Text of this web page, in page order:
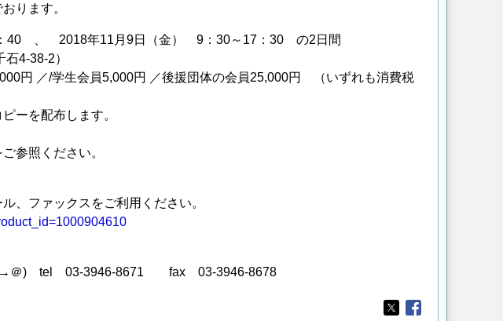
ります。
40 、 2018年11月9日（金） 9：30～17：30 の2日間
4-38-2）
円 ／/学生会員5,000円 ／後援団体の会員25,000円 （いずれも消費税
ーを配布します。
参照ください。
、ファックスをご利用ください。
→＠) tel 03-3946-8671 fax 03-3946-8678
Opens in a new
Opens in a new